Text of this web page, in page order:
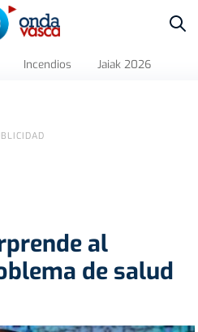
Incendios Jaiak 2026
al
de salud